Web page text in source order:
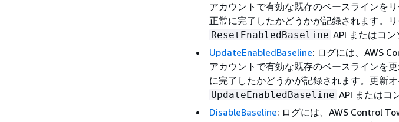
アカウントで有効な既存のベースラインを
正常に完了したかどうかが記録されます。リ
ResetEnabledBaseline API またはコン
UpdateEnabledBaseline: ログには、AWS
アカウントで有効な既存のベースラインを
に完了したかどうかが記録されます。更新オ
UpdateEnabledBaseline API またはコ
DisableBaseline: ログには、AWS Control